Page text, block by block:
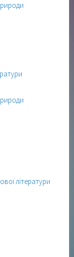
літератури